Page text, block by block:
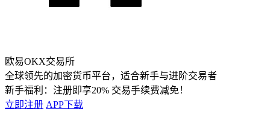
欧易OKX交易所
全球领先的加密货币平台，适合新手与进阶交易者
新手福利： 注册即享20% 交易手续费减免！
立即注册 APP下载